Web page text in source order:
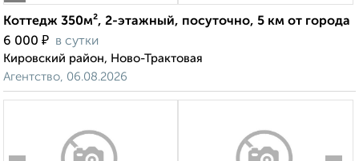
Коттедж 350м², 2-этажный, посуточно, 5 км от города
6 000 ₽ в сутки
Кировский район, Ново-Трактовая
Агентство, 06.08.2026